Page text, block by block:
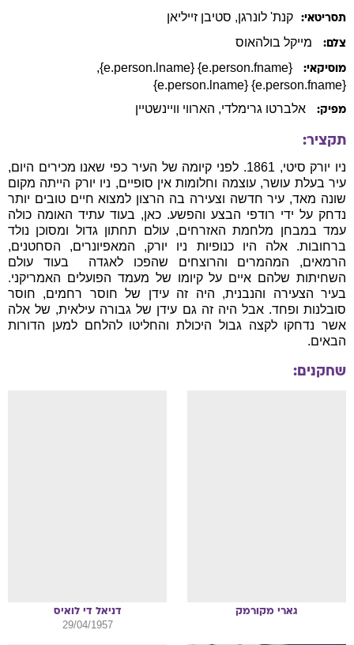
תסריטאי: קנת' לונרגן, סטיבן זייליאן
צלם: מייקל בולהאוס
מוסיקאי: {e.person.fname} {e.person.lname}
,
{e.person.fname} {e.person.lname}
מפיק: אלברטו גרימלדי, הארווי וויינשטיין
תקציר:
ניו יורק סיטי, 1861. לפני קיומה של העיר כפי שאנו מכירים היום,
עיר בעלת עושר, עוצמה וחלומות אין סופיים, ניו יורק הייתה מקום
שונה מאד, עיר חדשה וצעירה בה הרצון למצוא חיים טובים יותר
נדחק על ידי רודפי הבצע והפשע. כאן, בעוד עתיד האומה כולה
עמד במבחן מלחמת האזרחים, עולם תחתון גדול ומסוכן נולד
ברחובות. אלה היו כנופיות ניו יורק, המאפיונרים, הסחטנים,
הרמאים, המהמרים והרוצחים שהפכו לאגדה  בעוד עולם
השחיתות שלהם איים על קיומו של מעמד הפועלים האמריקני.
בעיר הצעירה והנבנית, היה זה עידן של חוסר רחמים, חוסר
סובלנות ופחד. אבל היה זה גם עידן של גבורה עילאית, של אלה
אשר נדחקו לקצה גבול היכולת והחליטו להלחם למען הדורות
הבאים.
שחקנים:
גארי מקורמק דניאל די לואיס
29/04/1957